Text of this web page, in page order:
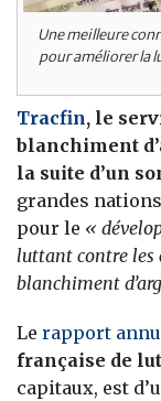
Une meilleure
pour améliorer la
Tracfin, le
blanchiment
la suite d’un
grandes
pour le «
luttant contre les
blanchiment
Le rapport
française de
capitaux, est